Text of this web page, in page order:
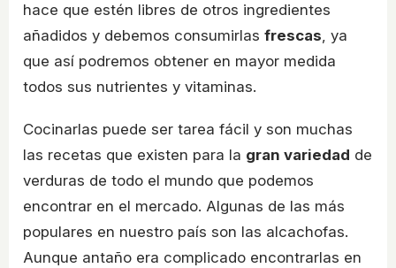
hace que estén libres de otros ingredientes
añadidos y debemos consumirlas frescas, ya
que así podremos obtener en mayor medida
todos sus nutrientes y vitaminas.
Cocinarlas puede ser tarea fácil y son muchas
las recetas que existen para la gran variedad de
verduras de todo el mundo que podemos
encontrar en el mercado. Algunas de las más
populares en nuestro país son las alcachofas.
Aunque antaño era complicado encontrarlas en